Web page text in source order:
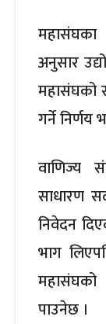
अनुसार
महासंघको
गर्ने निर्णय
वाणिज्य
साधारण
निवेदन
भाग
महासंघको
पाउनेछ ।